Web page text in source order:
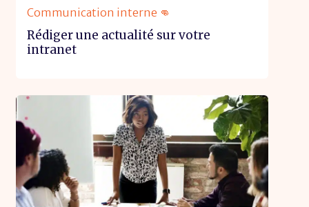
Communication interne 👊
Rédiger une actualité sur votre
intranet